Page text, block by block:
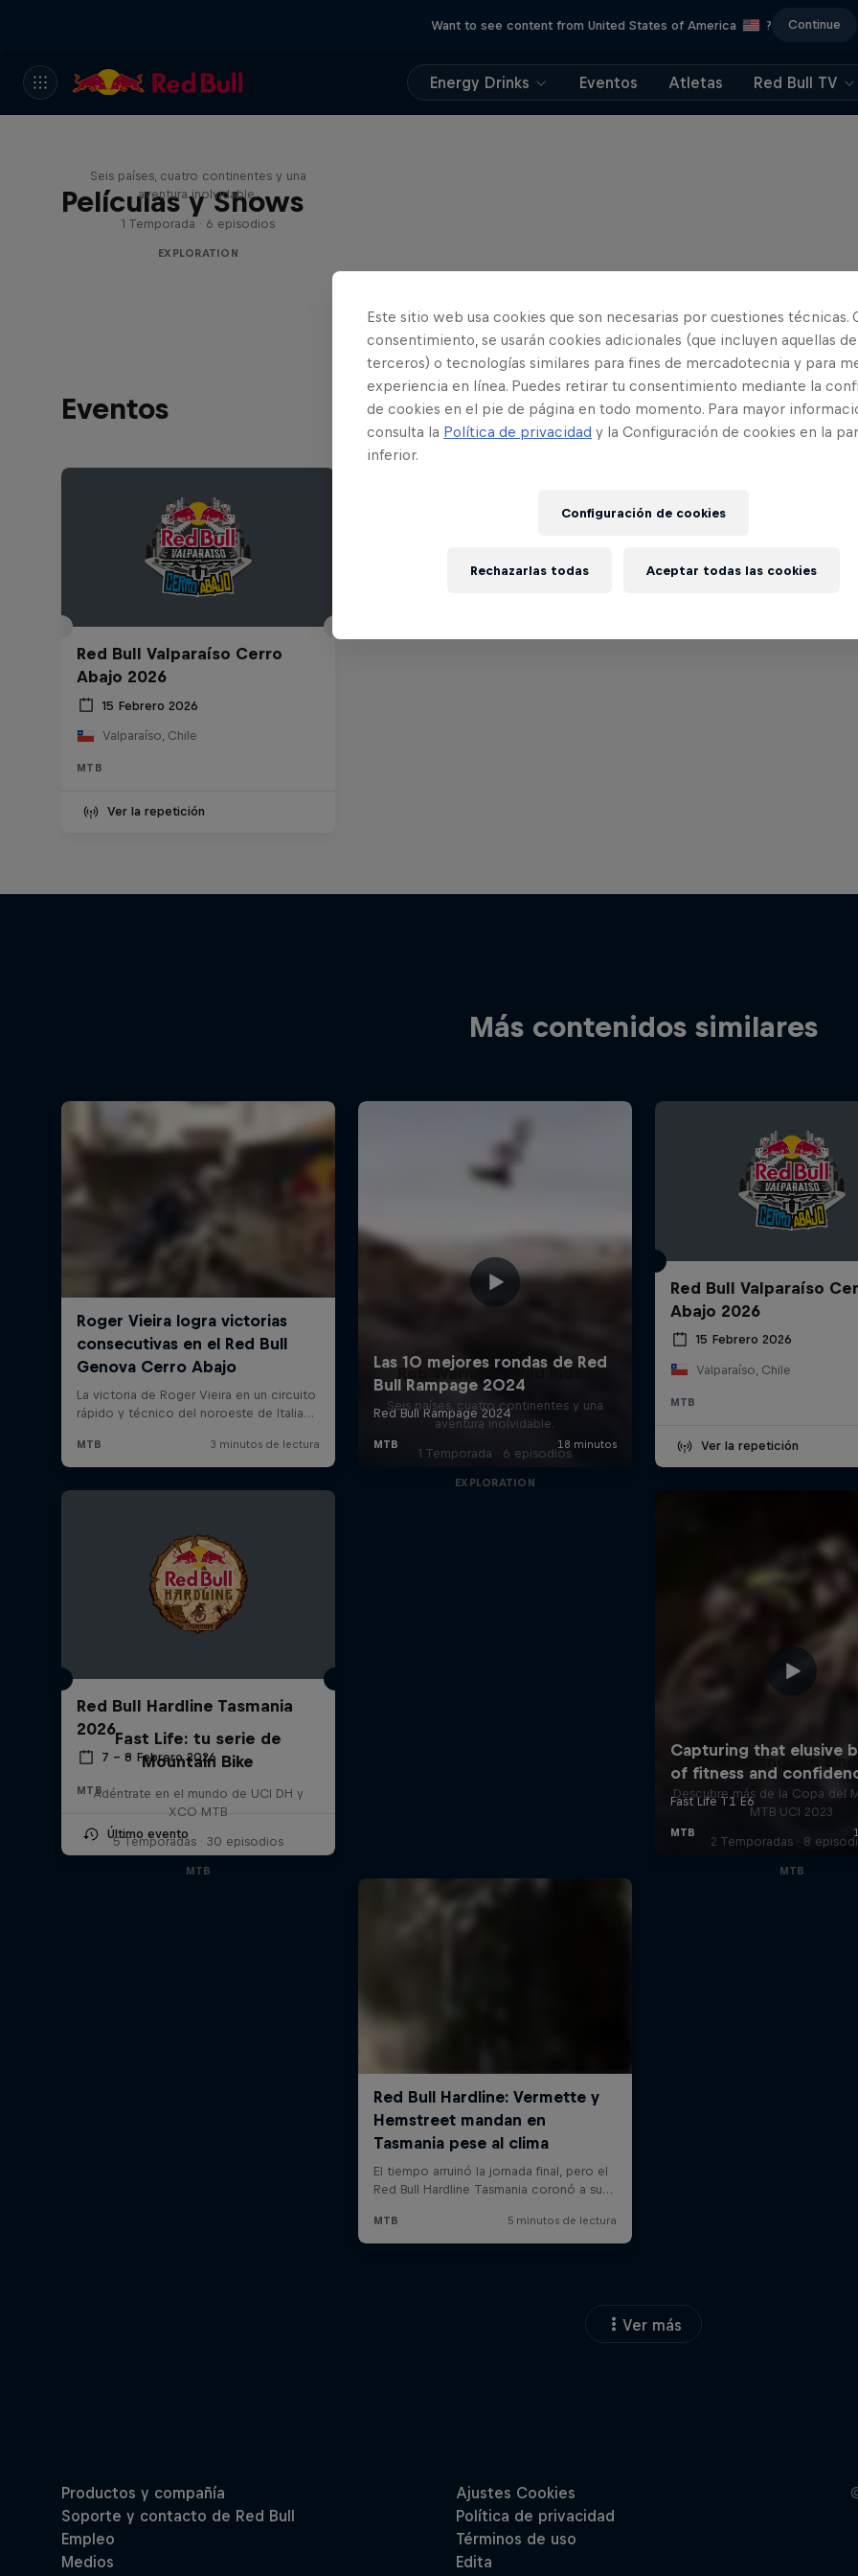
Want to see content from United States of America ? Continue
Energy Drinks Eventos Atletas Red Bull TV
Películas y Shows
Seis países, cuatro continentes y una
aventura inolvidable.
1 Temporada · 6 episodios
EXPLORATION
Eventos
Red Bull Valparaíso Cerro
Abajo 2026
15 Febrero 2026
Valparaíso, Chile
MTB
Ver la repetición
Más contenidos similares
Red Bull Valparaíso
Abajo 2026
15 Febrero 2026
Valparaíso, Chile
MTB
Ver la repetición
Red Bull Hardline Tasmania
2026
7 – 8 Febrero 2026
MTB
Último evento
Rob Warner’s Wild Rides
Seis países, cuatro continentes y una
aventura inolvidable.
1 Temporada · 6 episodios
EXPLORATION
Fast Life: tu serie de
Mountain Bike
Adéntrate en el mundo de UCI DH y
XCO MTB
5 Temporadas · 30 episodios
MTB
Beyond the Line
Descubre más de la Copa del
MTB UCI 2023
2 Temporadas · 8
MTB
Ver más
Este sitio web usa cookies que son necesarias por cuestiones técnicas.
consentimiento, se usarán cookies adicionales (que incluyen aquellas de
terceros) o tecnologías similares para fines de mercadotecnia y para
experiencia en línea. Puedes retirar tu consentimiento mediante la
de cookies en el pie de página en todo momento. Para mayor
consulta la Política de privacidad y la Configuración de cookies en la
inferior.
Configuración de cookies
Rechazarlas todas Aceptar todas las cookies